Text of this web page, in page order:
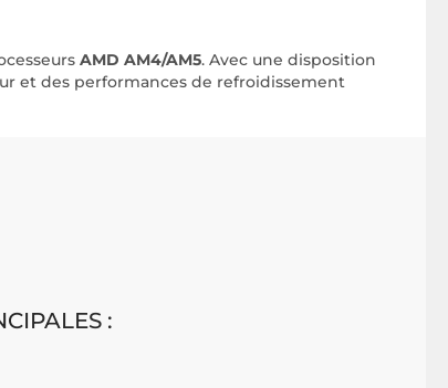
AMD AM4/AM5. Avec une disposition
et des performances de refroidissement
: